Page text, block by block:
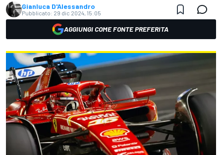
Gianluca D'Alessandro
Pubblicato: 29 dic 2024, 15:05
AGGIUNGI COME FONTE PREFERITA